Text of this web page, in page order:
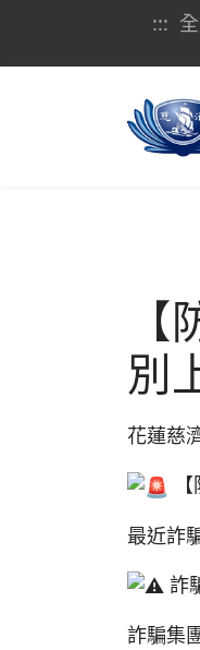
:::
別
花蓮慈
最近詐
詐
詐騙集